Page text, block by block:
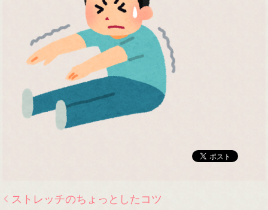
ストレッチのちょっとしたコツ